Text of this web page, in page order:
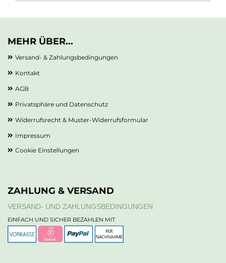
MEHR ÜBER...
Versand- & Zahlungsbedingungen
Kontakt
AGB
Privatsphäre und Datenschutz
Widerrufsrecht & Muster-Widerrufsformular
Impressum
Cookie Einstellungen
ZAHLUNG & VERSAND
VERSAND- UND ZAHLUNGSBEDINGUNGEN
EINFACH UND SICHER BEZAHLEN MIT